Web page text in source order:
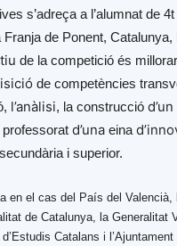
s’adreça a l’alumnat de
Franja de Ponent, Catalunya,
de la competició és
de competències
l’anàlisi, la construcció d’un
d’una eina
i superior.
en el cas del País del Valencià,
de Catalunya, la Generalitat
Catalans i